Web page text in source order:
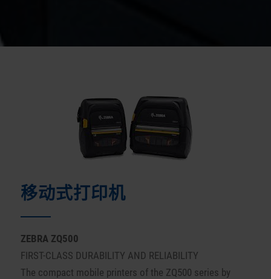
移动式打印机
ZEBRA ZQ500
FIRST-CLASS DURABILITY AND RELIABILITY
The compact mobile printers of the ZQ500 series by